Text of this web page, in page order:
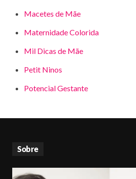
Macetes de Mãe
Maternidade Colorida
Mil Dicas de Mãe
Petit Ninos
Potencial Gestante
Sobre